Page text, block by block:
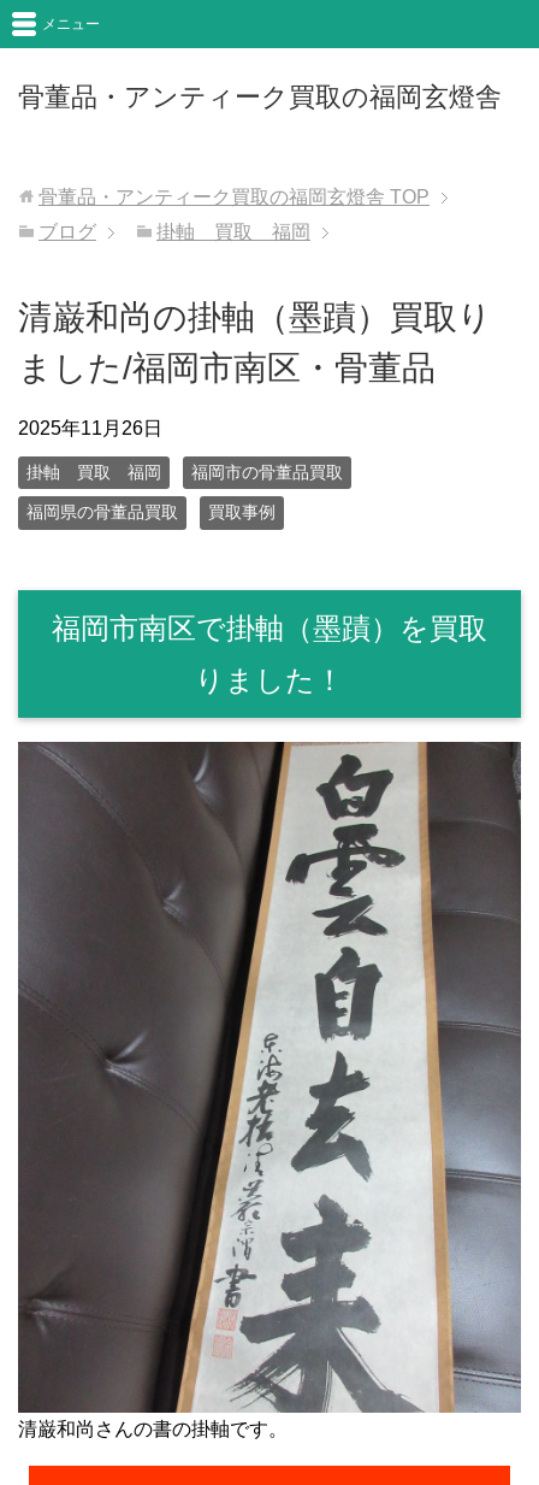
骨董品・アンティーク買取の福岡玄燈舎
メニュー
骨董品・アンティーク買取の福岡玄燈舎 TOP
ブログ
掛軸 買取 福岡
清巌和尚の掛軸（墨蹟）買取り
ました/福岡市南区・骨董品
2025年11月26日
掛軸 買取 福岡 福岡市の骨董品買取
福岡県の骨董品買取 買取事例
福岡市南区で掛軸（墨蹟）を買取
りました！
清巌和尚さんの書の掛軸です。